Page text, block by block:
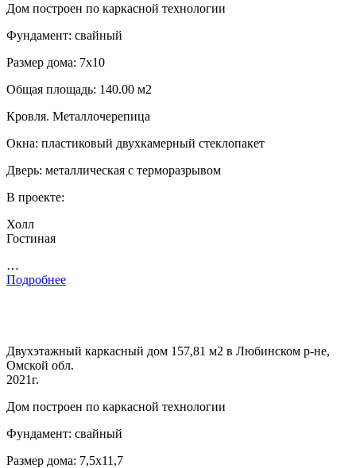
Дом построен по каркасной технологии
Фундамент: свайный
Размер дома: 7х10
Общая площадь: 140.00 м2
Кровля. Металлочерепица
Окна: пластиковый двухкамерный стеклопакет
Дверь: металлическая с терморазрывом
В проекте:
Холл
Гостиная
…
Подробнее
Двухэтажный каркасный дом 157,81 м2 в Любинском р-не,
Омской обл.
2021г.
Дом построен по каркасной технологии
Фундамент: свайный
Размер дома: 7,5х11,7